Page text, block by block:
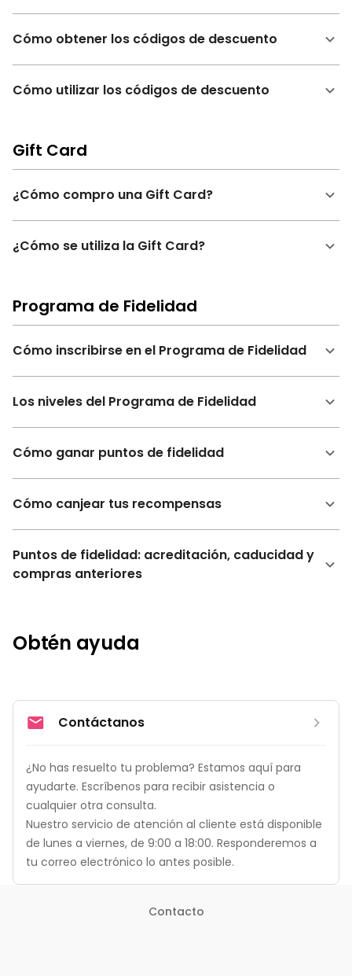
Cómo obtener los códigos de descuento
Cómo utilizar los códigos de descuento
Gift Card
¿Cómo compro una Gift Card?
¿Cómo se utiliza la Gift Card?
Programa de Fidelidad
Cómo inscribirse en el Programa de Fidelidad
Los niveles del Programa de Fidelidad
Cómo ganar puntos de fidelidad
Cómo canjear tus recompensas
Puntos de fidelidad: acreditación, caducidad y
compras anteriores
Obtén ayuda
Contáctanos
¿No has resuelto tu problema? Estamos aquí para
ayudarte. Escríbenos para recibir asistencia o
cualquier otra consulta.
Nuestro servicio de atención al cliente está disponible
de lunes a viernes, de 9:00 a 18:00. Responderemos a
tu correo electrónico lo antes posible.
Contacto